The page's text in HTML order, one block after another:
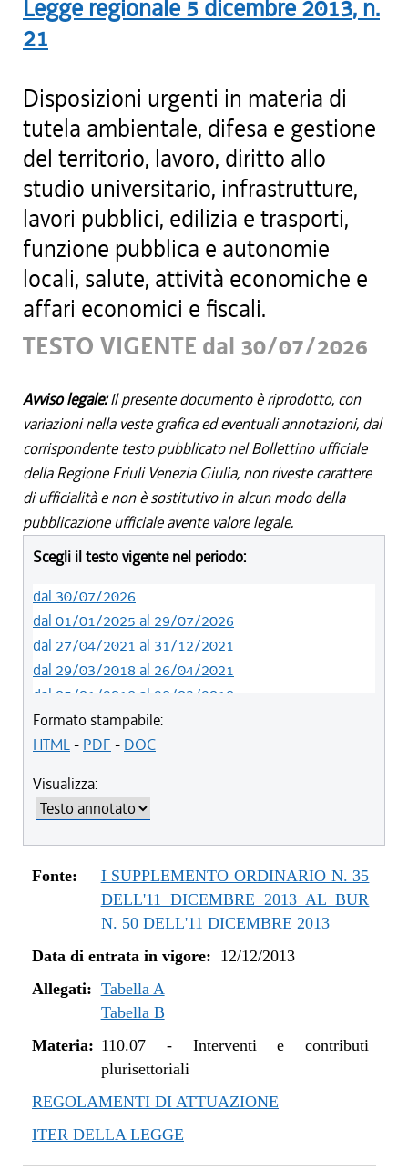
Legge regionale 5 dicembre 2013, n.
21
Disposizioni urgenti in materia di
tutela ambientale, difesa e gestione
del territorio, lavoro, diritto allo
studio universitario, infrastrutture,
lavori pubblici, edilizia e trasporti,
funzione pubblica e autonomie
locali, salute, attività economiche e
affari economici e fiscali.
TESTO VIGENTE dal 30/07/2026
Avviso legale:Il presente documento è riprodotto, con
variazioni nella veste grafica ed eventuali annotazioni, dal
corrispondente testo pubblicato nel Bollettino ufficiale
della Regione Friuli Venezia Giulia, non riveste carattere
di ufficialità e non è sostitutivo in alcun modo della
pubblicazione ufficiale avente valore legale.
Scegli il testo vigente nel periodo:
dal 30/07/2026
dal 01/01/2025 al 29/07/2026
dal 27/04/2021 al 31/12/2021
dal 29/03/2018 al 26/04/2021
dal 05/01/2018 al 28/03/2018
dal 01/01/2018 al 04/01/2018
dal 26/10/2017 al 31/12/2017
dal 15/12/2016 al 14/04/2017
dal 01/01/2016 al 14/12/2016
dal 11/08/2015 al 31/12/2015
dal 21/05/2015 al 10/08/2015
dal 26/02/2015 al 20/05/2015
dal 07/01/2015 al 25/02/2015
dal 06/11/2014 al 19/11/2014
dal 22/05/2014 al 05/11/2014
dal 11/04/2014 al 21/05/2014
dal 28/03/2014 al 10/04/2014
dal 12/12/2013 al 27/03/2014
Formato stampabile:
HTML- PDF - DOC
Visualizza:
Fonte:
I SUPPLEMENTO ORDINARIO N. 35
DELL'11 DICEMBRE 2013 AL BUR
N. 50 DELL'11 DICEMBRE 2013
Data di entrata in vigore: 12/12/2013
Allegati: Tabella A
Tabella B
Materia: 110.07- Interventi e contributi
plurisettoriali
REGOLAMENTI DI ATTUAZIONE
ITER DELLA LEGGE